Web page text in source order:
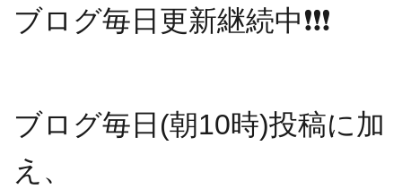
ブログ毎日更新継続中❗️❗️❗️
ブログ毎日(朝10時)投稿に加
え、